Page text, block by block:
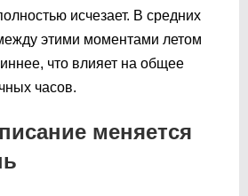
исчезает. В средних
этими моментами летом
что влияет на общее
часов.
меняется